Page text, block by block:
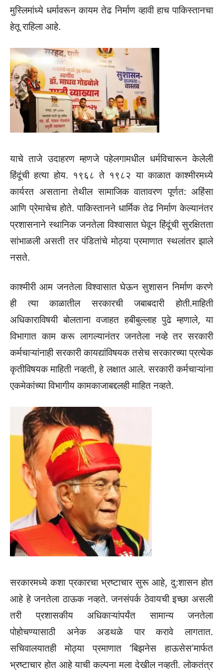
मुस्लिमांध्ये धर्मावरून कायम तेढ निर्माण व्हावी हाच पाकिस्तानचा
हेतू राहिला आहे.
याचे ताजे उदाहरण म्हणजे पहेलगामधील धर्मविचारून केलेली
हिंदूंची हत्या होय. १९६८ ते १९८२ या काळात काश्मीरमध्ये
कार्यरत असताना तेथील सामाजिक वातावरण पूर्णत: अहिंसा
आणि प्रेमाचेच होते. पाकिस्तानने धार्मिक तेढ निर्माण केल्यानंतर
प्रशासनाने स्थानिक जनतेला विश्वासात घेवून हिंदूंची सुरक्षितता
सांभाळली असती तर पंडितांचे मोठ्या प्रमाणात स्थलांतर झाले
नसते.
काश्मीरी आम जनतेला विश्वासात घेऊन सुशासन निर्माण करणे
ही त्या काळातील सरकारची जबाबदारी होती.माहिती
अधिकाराविषयी बोलताना वजाहत हबीबुल्लाह पुढे म्हणाले, या
विभागात काम करू लागल्यानंतर जनतेला नव्हे तर सरकारी
कर्मचाऱ्यांनाही सरकारी कायद्यांविषयक तसेच सरकारच्या प्रत्येक
कृतीविषयक माहिती नव्हती, हे लक्षात आले. सरकारी कर्मचाऱ्यांना
एकमेकांच्या विभागीय कामकाजाबद्दलही माहित नव्हते.
सरकारमध्ये कशा प्रकारचा भ्रष्टाचार सुरू आहे, दु:शासन होत
आहे हे जनतेला ठाऊक नव्हते. जनसंपर्क ठेवायची इच्छा असली
तरी प्रशासकीय अधिकाऱ्यांपर्यंत सामान्य जनतेला
पोहोचण्यासाठी अनेक अडथळे पार करावे लागतात.
सचिवालयातही मोठ्या प्रमाणात ‘बिझनेस हाऊसेस’मार्फत
भ्रष्टाचार होत आहे याची कल्पना मला देखील नव्हती. लोकतंत्र